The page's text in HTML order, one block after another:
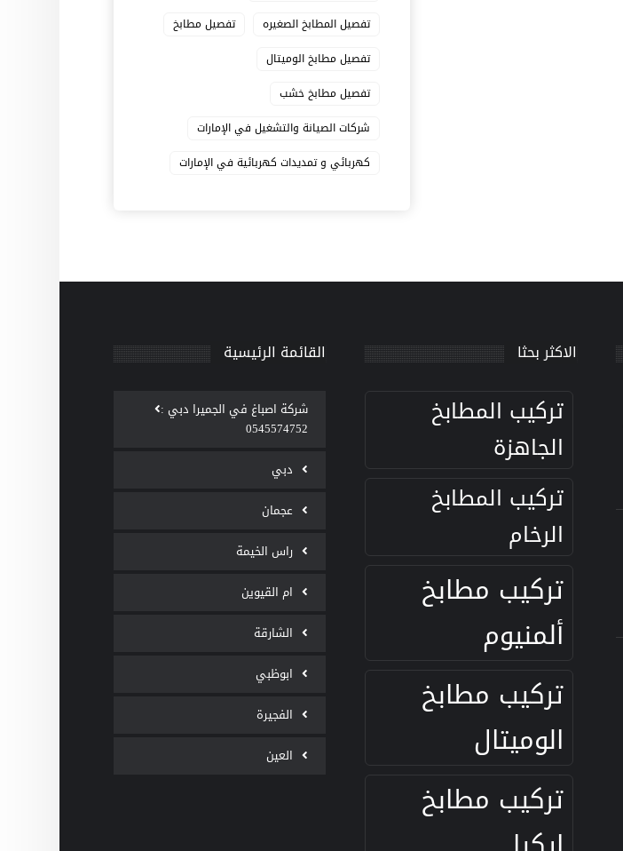
تفصيل المطابخ الصغيره
تفصيل مطابخ
تفصيل مطابخ الوميتال
تفصيل مطابخ خشب
شركات الصيانة والتشغيل في الإمارات
كهربائي و تمديدات كهربائية في الإمارات
الاكثر بحثا
تركيب المطابخ
الجاهزة
تركيب المطابخ
الرخام
تركيب مطابخ
ألمنيوم
تركيب مطابخ
الوميتال
تركيب مطابخ
القائمة الرئيسية
‫شركة اصباغ في الجميرا دبي :
0545574752
دبي
عجمان
راس الخيمة
ام القيوين
الشارقة
ابوظبي
الفجيرة
العين